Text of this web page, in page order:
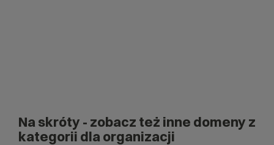
Na skróty - zobacz też inne domeny z
kategorii dla organizacji